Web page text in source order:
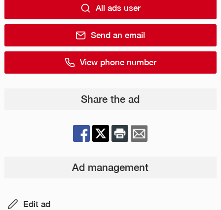
All ads user
Send an email
View phone number
Share the ad
Ad management
Edit ad